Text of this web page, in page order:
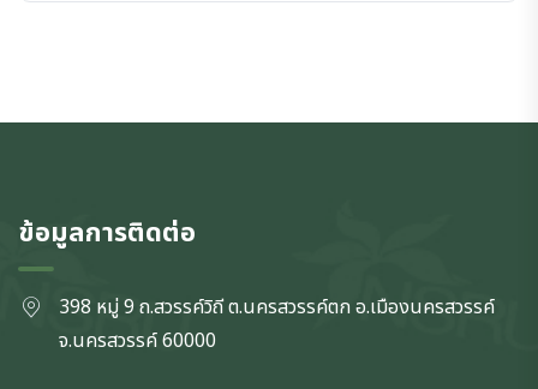
ข้อมูลการติดต่อ
398 หมู่ 9 ถ.สวรรค์วิถี ต.นครสวรรค์ตก อ.เมืองนครสวรรค์
จ.นครสวรรค์60000